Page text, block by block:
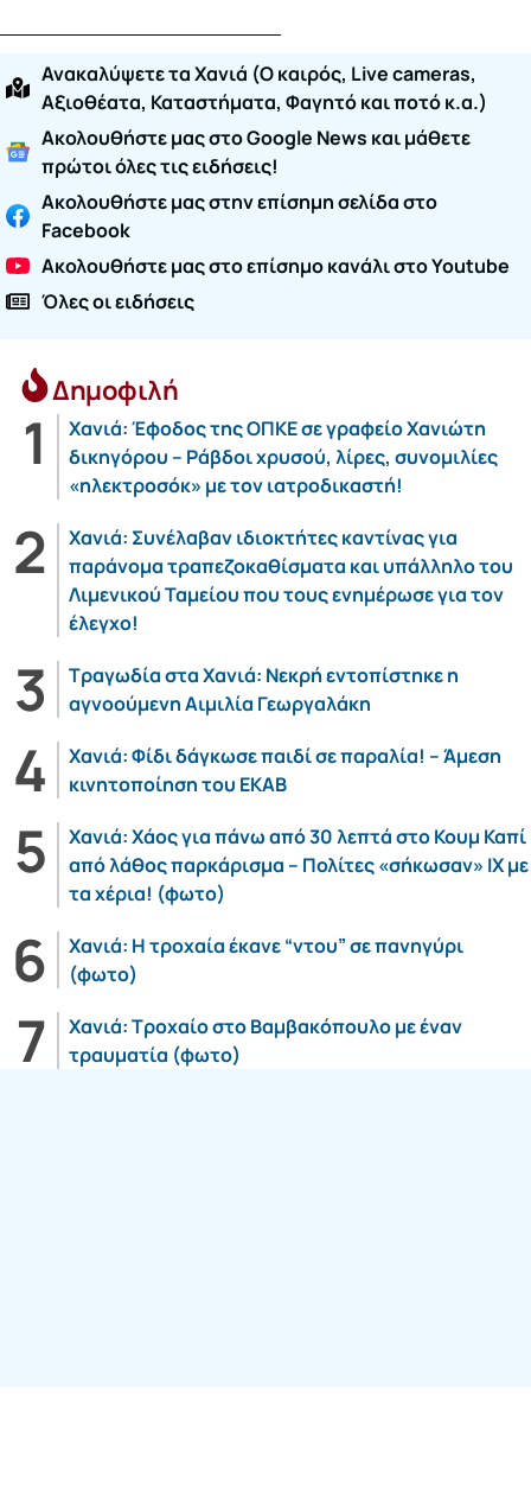
Ανακαλύψετε τα Χανιά (O καιρός, Live cameras,
Αξιοθέατα, Καταστήματα, Φαγητό και ποτό κ.α.)
Ακολουθήστε μας στο Google News και μάθετε
πρώτοι όλες τις ειδήσεις!
Ακολουθήστε μας στην επίσημη σελίδα στο
Facebook
Ακολουθήστε μας στο επίσημο κανάλι στο Youtube
Όλες οι ειδήσεις
Δημοφιλή
Χανιά: Έφοδος της ΟΠΚΕ σε γραφείο Χανιώτη
δικηγόρου – Ράβδοι χρυσού, λίρες, συνομιλίες
«ηλεκτροσόκ» με τον ιατροδικαστή!
Χανιά: Συνέλαβαν ιδιοκτήτες καντίνας για
παράνομα τραπεζοκαθίσματα και υπάλληλο του
Λιμενικού Ταμείου που τους ενημέρωσε για τον
έλεγχο!
Τραγωδία στα Χανιά: Νεκρή εντοπίστηκε η
αγνοούμενη Αιμιλία Γεωργαλάκη
Χανιά: Φίδι δάγκωσε παιδί σε παραλία! – Άμεση
κινητοποίηση του ΕΚΑΒ
Χανιά: Χάος για πάνω από 30 λεπτά στο Κουμ Καπί
από λάθος παρκάρισμα – Πολίτες «σήκωσαν» ΙΧ με
τα χέρια! (φωτο)
Χανιά: Η τροχαία έκανε “ντου” σε πανηγύρι
(φωτο)
Χανιά: Τροχαίο στο Βαμβακόπουλο με έναν
τραυματία (φωτο)